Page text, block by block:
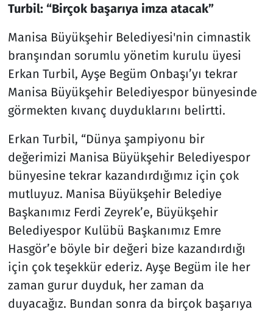
Turbil: “Birçok başarıya imza atacak”
Manisa Büyükşehir Belediyesi'nin cimnastik
branşından sorumlu yönetim kurulu üyesi
Erkan Turbil, Ayşe Begüm Onbaşı’yı tekrar
Manisa Büyükşehir Belediyespor bünyesinde
görmekten kıvanç duyduklarını belirtti.
Erkan Turbil, “Dünya şampiyonu bir
değerimizi Manisa Büyükşehir Belediyespor
bünyesine tekrar kazandırdığımız için çok
mutluyuz. Manisa Büyükşehir Belediye
Başkanımız Ferdi Zeyrek’e, Büyükşehir
Belediyespor Kulübü Başkanımız Emre
Hasgör’e böyle bir değeri bize kazandırdığı
için çok teşekkür ederiz. Ayşe Begüm ile her
zaman gurur duyduk, her zaman da
duyacağız. Bundan sonra da birçok başarıya